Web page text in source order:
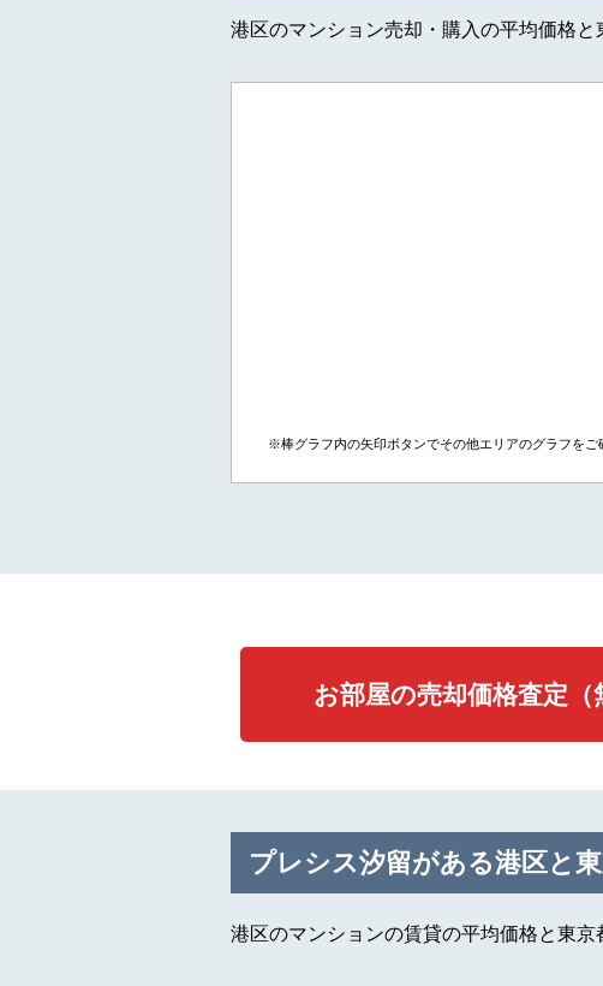
港区のマンション売却・購入の平均価格
※棒グラフ内の矢印ボタンでその他エリアのグラフをご
お部屋の売却価格査定
プレシス汐留がある港区と
港区のマンションの賃貸の平均価格と東